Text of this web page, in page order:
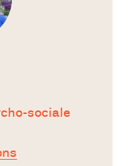
sociale